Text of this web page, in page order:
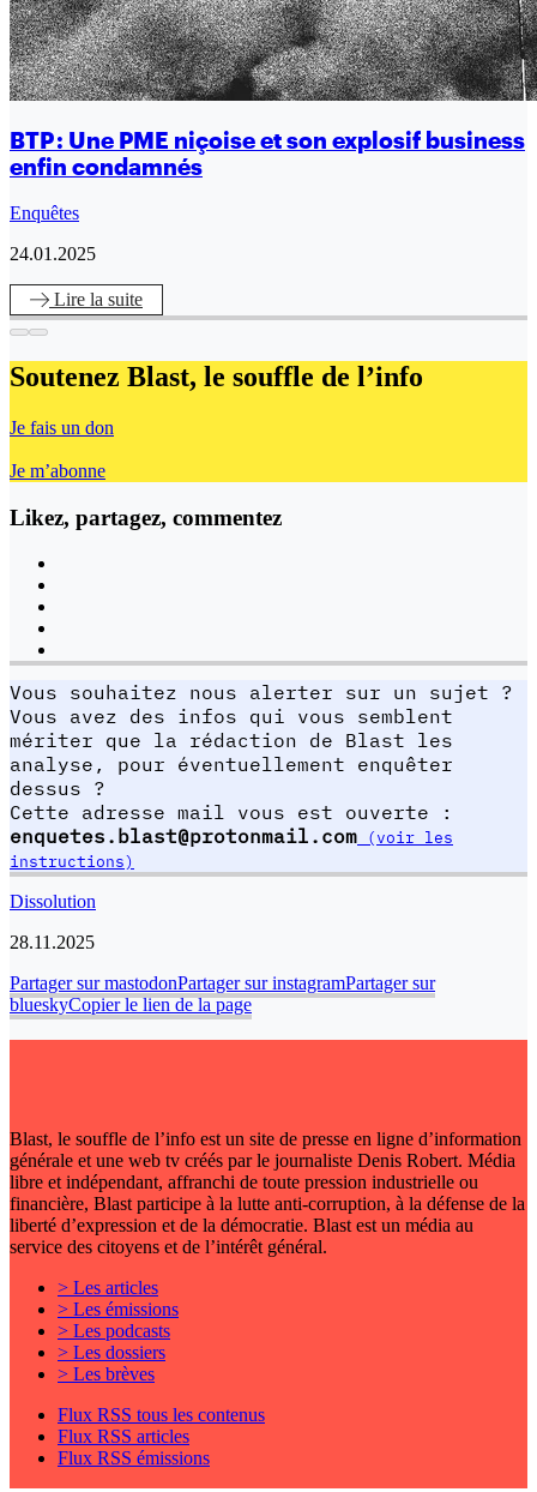
BTP : Une PME niçoise et son explosif business
enfin condamnés
Enquêtes
24.01.2025
Lire la suite
Soutenez Blast, le souffle de l’info
Je fais un don
Je m’abonne
Likez, partagez, commentez
Vous souhaitez nous alerter sur un sujet ?
Vous avez des infos qui vous semblent
mériter que la rédaction de Blast les
analyse, pour éventuellement enquêter
dessus ?
Cette adresse mail vous est ouverte :
enquetes.blast@protonmail.com (voir les
instructions)
Dissolution
28.11.2025
Partager sur mastodonPartager sur instagramPartager sur
blueskyCopier le lien de la page
Blast, le souffle de l’info est un site de presse en ligne d’information
générale et une web tv créés par le journaliste Denis Robert. Média
libre et indépendant, affranchi de toute pression industrielle ou
financière, Blast participe à la lutte anti-corruption, à la défense de la
liberté d’expression et de la démocratie. Blast est un média au
service des citoyens et de l’intérêt général.
> Les articles
> Les émissions
> Les podcasts
> Les dossiers
> Les brèves
Flux RSS tous les contenus
Flux RSS articles
Flux RSS émissions